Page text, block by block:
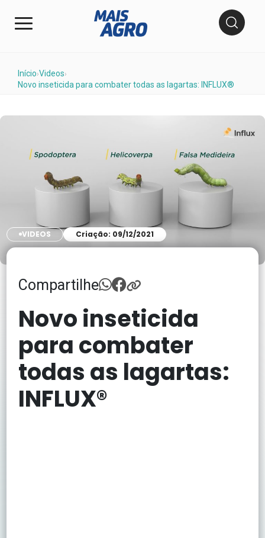
Início›Videos›
Novo inseticida para combater todas as lagartas: INFLUX®
VIDEOS Criação: 09/12/2021
Compartilhe
Novo inseticida
para combater
todas as lagartas:
INFLUX®